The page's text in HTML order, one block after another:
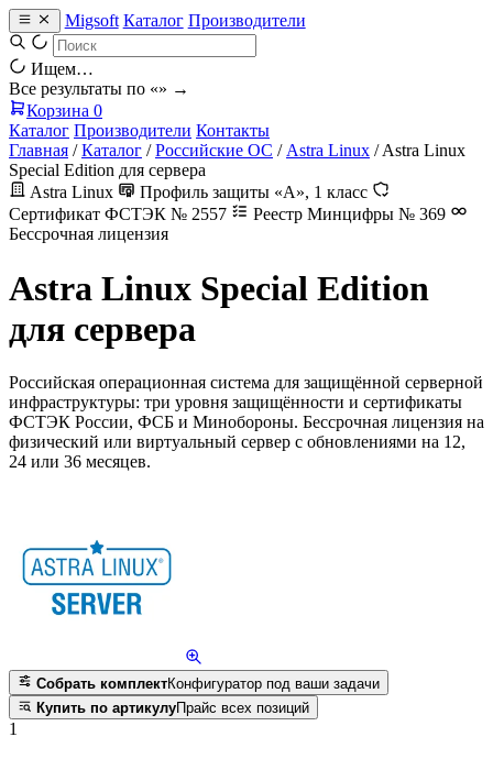
Migsoft Каталог Производители
Ищем…
Все результаты по «» →
Корзина 0
Каталог Производители Контакты
Главная / Каталог / Российские ОС / Astra Linux / Astra Linux
Special Edition для сервера
Astra Linux
Профиль защиты «А», 1 класс
Сертификат ФСТЭК № 2557
Реестр Минцифры № 369
Бессрочная лицензия
Astra Linux Special Edition
для сервера
Российская операционная система для защищённой серверной
инфраструктуры: три уровня защищённости и сертификаты
ФСТЭК России, ФСБ и Минобороны. Бессрочная лицензия на
физический или виртуальный сервер с обновлениями на 12,
24 или 36 месяцев.
Собрать комплектКонфигуратор под ваши задачи
Купить по артикулуПрайс всех позиций
1